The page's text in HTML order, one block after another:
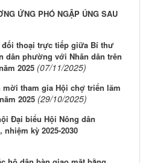
ỨNG PHÓ NGẬP ÚNG SAU
thoại trực tiếp giữa Bí thư
dân phường với Nhân dân trên
2025 (07/11/2025)
mời tham gia Hội chợ triển lãm
2025 (29/10/2025)
Đại biểu Hội Nông dân
kỳ 2025-2030